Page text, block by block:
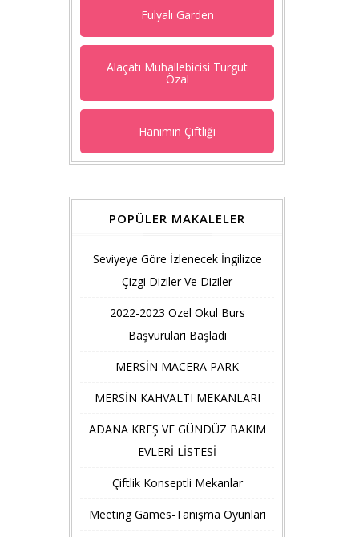
Fulyalı Garden
Alaçatı Muhallebicisi Turgut
Özal
Hanımın Çiftliği
POPÜLER MAKALELER
Seviyeye Göre İzlenecek İngilizce
Çizgi Diziler Ve Diziler
2022-2023 Özel Okul Burs
Başvuruları Başladı
MERSİN MACERA PARK
MERSİN KAHVALTI MEKANLARI
ADANA KREŞ VE GÜNDÜZ BAKIM
EVLERİ LİSTESİ
Çiftlik Konseptli Mekanlar
Meetıng Games-Tanışma Oyunları